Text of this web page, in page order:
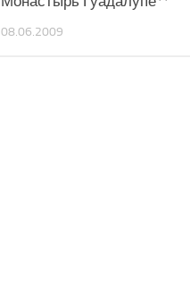
08.06.2009